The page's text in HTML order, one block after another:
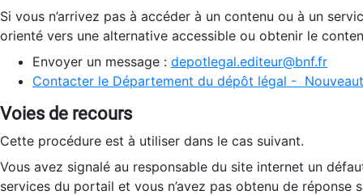
Si vous n’arrivez pas à accéder à un contenu ou à un
orienté vers une alternative accessible ou obtenir le
Envoyer un message : depotlegal.editeur@bnf.fr
Contacter le Département du dépôt légal -
Voies de recours
Cette procédure est à utiliser dans le cas suivant.
Vous avez signalé au responsable du site internet un
services du portail et vous n’avez pas obtenu de réponse